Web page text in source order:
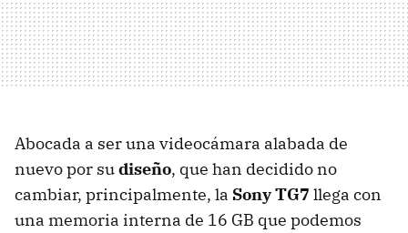
Abocada a ser una videocámara alabada de
nuevo por sudiseño, que han decidido no
cambiar, principalmente, la Sony TG7 llega con
una memoria interna de 16 GB que podemos